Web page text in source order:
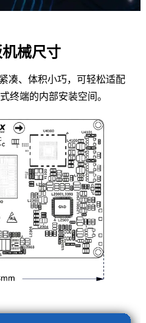
械尺寸
凑、体积小巧，可轻松适配
终端的内部安装空间。